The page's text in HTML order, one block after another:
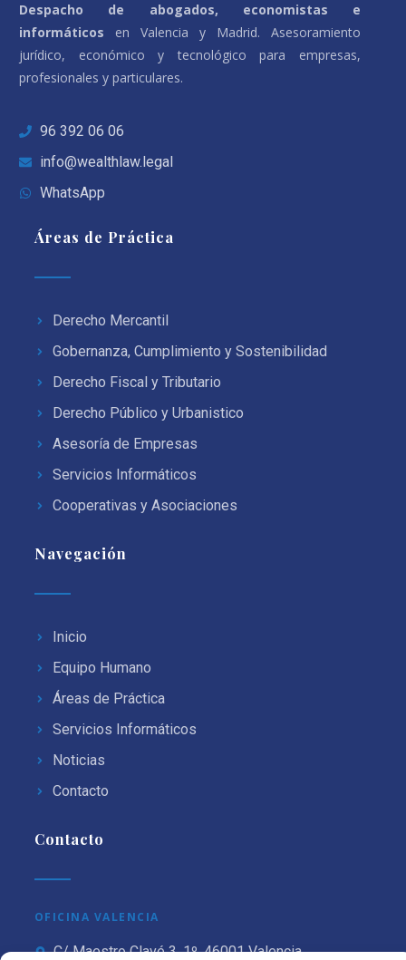
Despacho de abogados, economistas e
informáticos en Valencia y Madrid. Asesoramiento
jurídico, económico y tecnológico para empresas,
profesionales y particulares.
96 392 06 06
info@wealthlaw.legal
WhatsApp
Áreas de Práctica
Derecho Mercantil
Gobernanza, Cumplimiento y Sostenibilidad
Derecho Fiscal y Tributario
Derecho Público y Urbanistico
Asesoría de Empresas
Servicios Informáticos
Cooperativas y Asociaciones
Navegación
Inicio
Equipo Humano
Áreas de Práctica
Servicios Informáticos
Noticias
Contacto
Contacto
OFICINA VALENCIA
C/ Maestro Clavé 3, 1º, 46001 Valencia